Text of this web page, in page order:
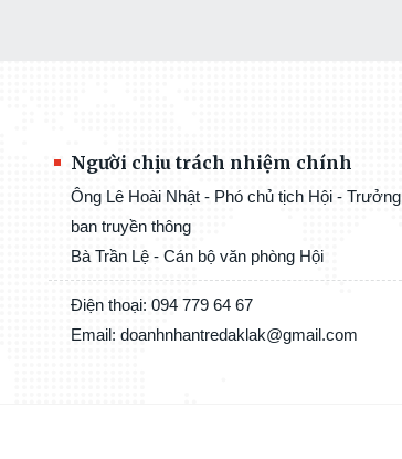
Người chịu trách nhiệm chính
Ông Lê Hoài Nhật - Phó chủ tịch Hội - Trưởng
ban truyền thông
Bà Trần Lệ - Cán bộ văn phòng Hội
Điện thoại: 094 779 64 67
Email: doanhnhantredaklak@gmail.com